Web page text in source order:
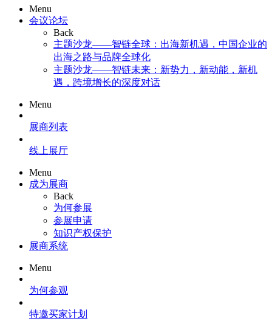
Menu
会议论坛
Back
主题沙龙——智链全球：出海新机遇，中国企业的
出海之路与品牌全球化
主题沙龙——智链未来：新势力，新动能，新机
遇，跨境增长的深度对话
Menu
展商列表
线上展厅
Menu
成为展商
Back
为何参展
参展申请
知识产权保护
展商系统
Menu
为何参观
特邀买家计划